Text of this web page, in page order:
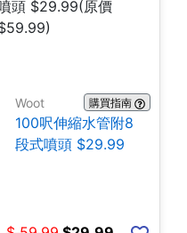
Woot 購買指南
100呎伸縮水管附8
段式噴頭 $29.99